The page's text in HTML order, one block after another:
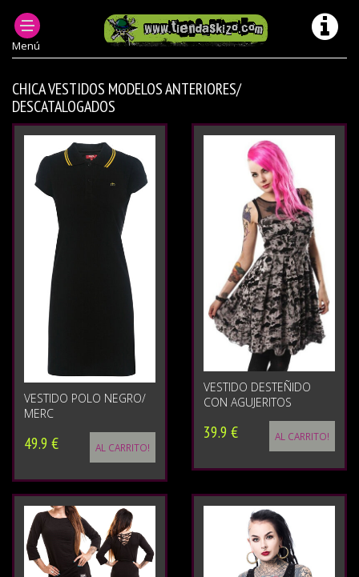
Menú
PRODUCTOS DESCATALOGADOS
CHICA VESTIDOS MODELOS ANTERIORES/
DESCATALOGADOS
VESTIDO POLO NEGRO/
MERC
49.9 € AL CARRITO!
VESTIDO DESTEÑIDO
CON AGUJERITOS
39.9 € AL CARRITO!